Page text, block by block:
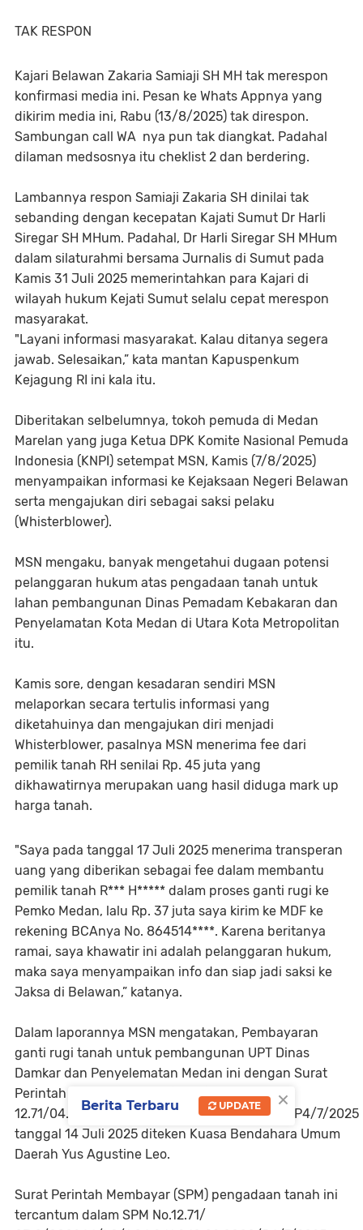
TAK RESPON
Kajari Belawan Zakaria Samiaji SH MH tak merespon
konfirmasi media ini. Pesan ke Whats Appnya yang
dikirim media ini, Rabu (13/8/2025) tak direspon.
Sambungan call WA nya pun tak diangkat. Padahal
dilaman medsosnya itu cheklist 2 dan berdering.
Lambannya respon Samiaji Zakaria SH dinilai tak
sebanding dengan kecepatan Kajati Sumut Dr Harli
Siregar SH MHum. Padahal, Dr Harli Siregar SH MHum
dalam silaturahmi bersama Jurnalis di Sumut pada
Kamis 31 Juli 2025 memerintahkan para Kajari di
wilayah hukum Kejati Sumut selalu cepat merespon
masyarakat.
"Layani informasi masyarakat. Kalau ditanya segera
jawab. Selesaikan,” kata mantan Kapuspenkum
Kejagung RI ini kala itu.
Diberitakan selbelumnya, tokoh pemuda di Medan
Marelan yang juga Ketua DPK Komite Nasional Pemuda
Indonesia (KNPI) setempat MSN, Kamis (7/8/2025)
menyampaikan informasi ke Kejaksaan Negeri Belawan
serta mengajukan diri sebagai saksi pelaku
(Whisterblower).
MSN mengaku, banyak mengetahui dugaan potensi
pelanggaran hukum atas pengadaan tanah untuk
lahan pembangunan Dinas Pemadam Kebakaran dan
Penyelamatan Kota Medan di Utara Kota Metropolitan
itu.
Kamis sore, dengan kesadaran sendiri MSN
melaporkan secara tertulis informasi yang
diketahuinya dan mengajukan diri menjadi
Whisterblower, pasalnya MSN menerima fee dari
pemilik tanah RH senilai Rp. 45 juta yang
dikhawatirnya merupakan uang hasil diduga mark up
harga tanah.
"Saya pada tanggal 17 Juli 2025 menerima transperan
uang yang diberikan sebagai fee dalam membantu
pemilik tanah R*** H***** dalam proses ganti rugi ke
Pemko Medan, lalu Rp. 37 juta saya kirim ke MDF ke
rekening BCAnya No. 864514****. Karena beritanya
ramai, saya khawatir ini adalah pelanggaran hukum,
maka saya menyampaikan info dan siap jadi saksi ke
Jaksa di Belawan,” katanya.
Dalam laporannya MSN mengatakan, Pembayaran
ganti rugi tanah untuk pembangunan UPT Dinas
Damkar dan Penyelematan Medan ini dengan Surat
Perintah Pencairan Dana (SP2D) No.
12.71/04.0/000237/LS/1.04.2.11.2.10.02.0000/P4/7/2025
tanggal 14 Juli 2025 diteken Kuasa Bendahara Umum
Daerah Yus Agustine Leo.
Surat Perintah Membayar (SPM) pengadaan tanah ini
tercantum dalam SPM No.12.71/
×
Berita Terbaru UPDATE